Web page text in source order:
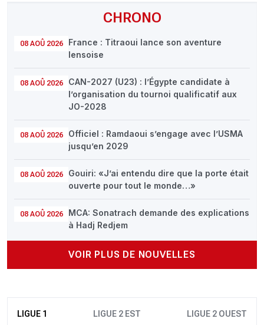
CHRONO
08 AOÛ 2026
France : Titraoui lance son aventure
lensoise
08 AOÛ 2026
CAN-2027 (U23) : l’Égypte candidate à
l’organisation du tournoi qualificatif aux
JO-2028
08 AOÛ 2026
Officiel : Ramdaoui s’engage avec l’USMA
jusqu’en 2029
08 AOÛ 2026
Gouiri: «J’ai entendu dire que la porte était
ouverte pour tout le monde…»
08 AOÛ 2026
MCA: Sonatrach demande des explications
à Hadj Redjem
VOIR PLUS DE NOUVELLES
LIGUE 1 LIGUE 2 EST LIGUE 2 OUEST